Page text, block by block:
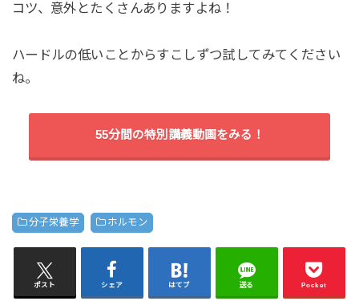
コツ、意外とたくさんありますよね！
ハードルの低いことからすこしずつ試してみてください
ね。
55分間の特別講義動画をみる！
分子栄養学 ホルモン
ポスト シェア はてブ 送る Pocket